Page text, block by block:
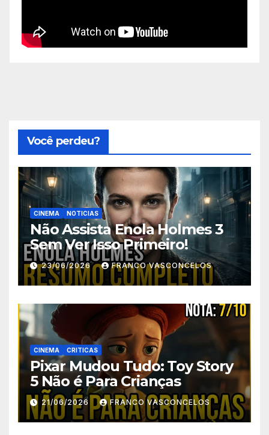
Você perdeu?
CINEMA NOTICIAS
Não Assista Enola Holmes 3
Sem Ver Isso Primeiro!
23/06/2026 FRANCO VASCONCELOS
CINEMA CRITICAS
Pixar Mudou Tudo: Toy Story
5 Não é Para Crianças
21/06/2026 FRANCO VASCONCELOS